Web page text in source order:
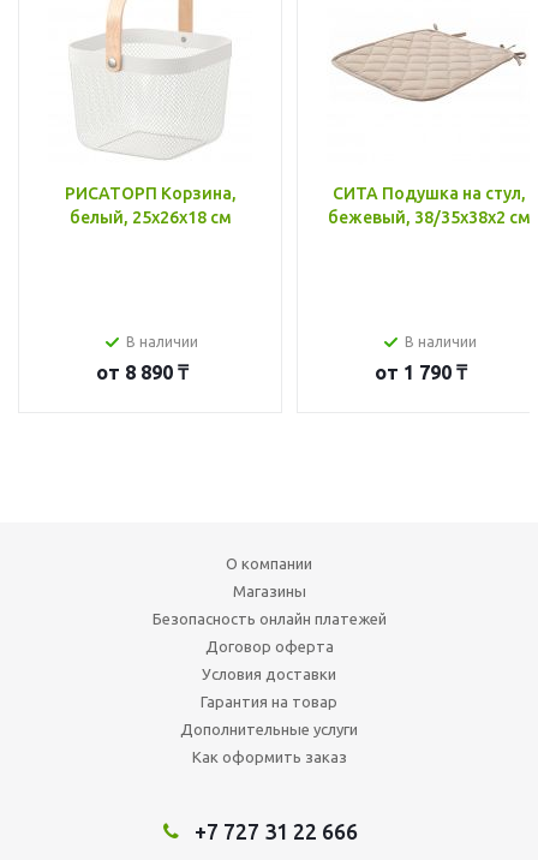
РИСАТОРП Корзина,
белый, 25x26x18 см
В наличии
от 8 890 ₸
СИТА Подушка на стул,
бежевый, 38/35x38x2 см
В наличии
от 1 790 ₸
О компании
Магазины
Безопасность онлайн платежей
Договор оферта
Условия доставки
Гарантия на товар
Дополнительные услуги
Как оформить заказ
+7 727 31 22 666